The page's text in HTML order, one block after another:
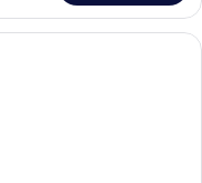
d’hôtel avec un